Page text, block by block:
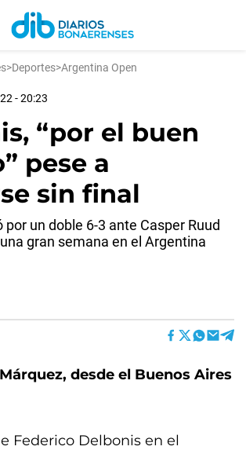
>Deportes>Argentina Open
- 20:23
“por el buen
pese a
sin final
por un doble 6-3 ante Casper Ruud
gran semana en el Argentina
desde el Buenos Aires
Federico Delbonis en el